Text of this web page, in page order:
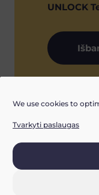
We use cookies to
Tvarkyti paslaugas
UNLOCK